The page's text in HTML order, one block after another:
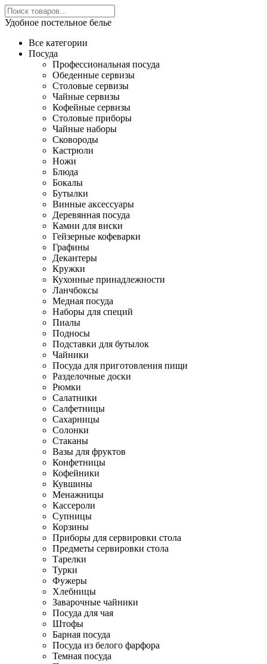
Удобное постельное белье
Все категории
Посуда
Профессиональная посуда
Обеденные сервизы
Столовые сервизы
Чайные сервизы
Кофейные сервизы
Столовые приборы
Чайные наборы
Сковороды
Кастрюли
Ножи
Блюда
Бокалы
Бутылки
Винные аксессуары
Деревянная посуда
Камни для виски
Гейзерные кофеварки
Графины
Декантеры
Кружки
Кухонные принадлежности
Ланчбоксы
Медная посуда
Наборы для специй
Пиалы
Подносы
Подставки для бутылок
Чайники
Посуда для приготовления пищи
Разделочные доски
Рюмки
Салатники
Салфетницы
Сахарницы
Солонки
Стаканы
Вазы для фруктов
Конфетницы
Кофейники
Кувшины
Менажницы
Кассероли
Супницы
Корзины
Приборы для сервировки стола
Предметы сервировки стола
Тарелки
Турки
Фужеры
Хлебницы
Заварочные чайники
Посуда для чая
Штофы
Барная посуда
Посуда из белого фарфора
Темная посуда